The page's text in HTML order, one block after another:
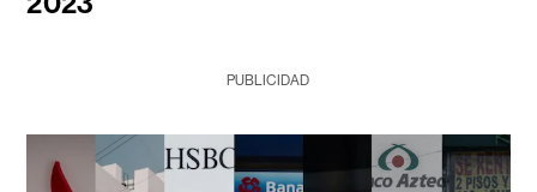
PUBLICIDAD